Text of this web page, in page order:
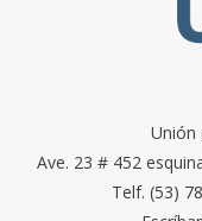
Unión
Ave. 23 # 452
Telf. (53)